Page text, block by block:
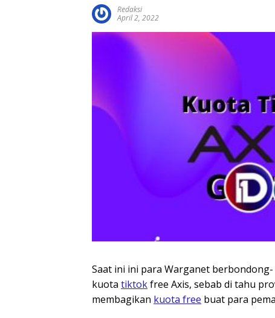
Redaksi
April 2, 2022
Saat ini ini para Warganet
kuota tiktokfree Axis, sebab di tahu
membagikan kuota free buat para